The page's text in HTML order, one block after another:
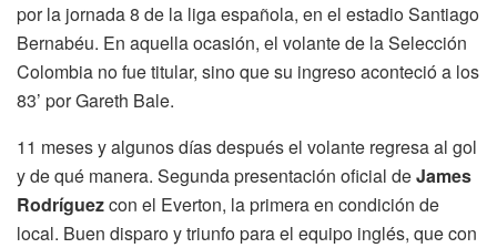
por la jornada 8 de la liga española, en el estadio Santiago
Bernabéu. En aquella ocasión, el volante de la Selección
Colombia no fue titular, sino que su ingreso aconteció a los
83’ por Gareth Bale.
11 meses y algunos días después el volante regresa al gol
y de qué manera. Segunda presentación oficial deJames
Rodríguezcon el Everton, la primera en condición de
local. Buen disparo y triunfo para el equipo inglés, que con